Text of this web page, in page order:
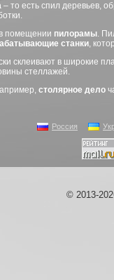
– то есть спил деревьев,
помещении пилорамы.
станки,
склеивают в широкие
стеллажей.
столярное дело
Россия
© 2013-